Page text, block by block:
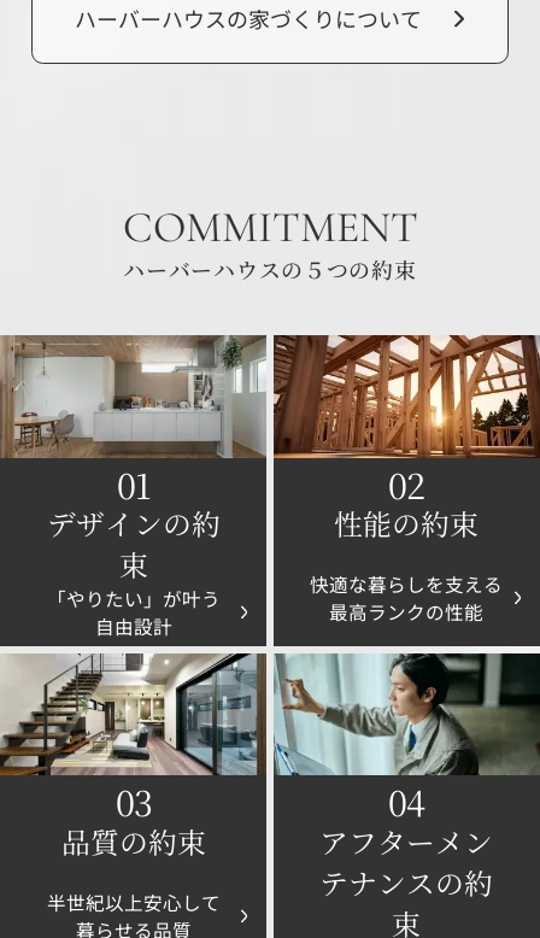
ハーバーハウスの家づくりについて
COMMITMENT
ハーバーハウスの５つの約束
01
デザインの約
束
「やりたい」が叶う
自由設計
02
性能の約束
快適な暮らしを支える
最高ランクの性能
03
品質の約束
半世紀以上安心して
暮らせる品質
04
アフターメン
テナンスの約
束